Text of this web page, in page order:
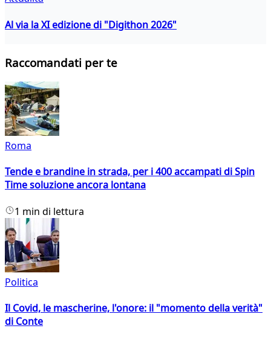
Al via la XI edizione di "Digithon 2026"
Raccomandati per te
Roma
Tende e brandine in strada, per i 400 accampati di Spin
Time soluzione ancora lontana
1 min di lettura
Politica
Il Covid, le mascherine, l'onore: il "momento della verità"
di Conte